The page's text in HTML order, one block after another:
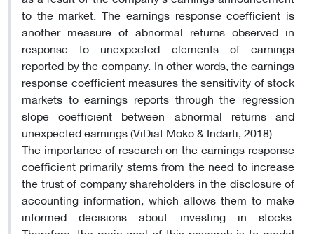
to the market. The earnings response coefficient is
another measure of abnormal returns observed in
response to unexpected elements of earnings
reported by the company. In other words, the earnings
response coefficient measures the sensitivity of stock
markets to earnings reports through the regression
slope coefficient between abnormal returns and
unexpected earnings (ViDiat Moko & Indarti, 2018).
The importance of research on the earnings response
coefficient primarily stems from the need to increase
the trust of company shareholders in the disclosure of
accounting information, which allows them to make
informed decisions about investing in stocks.